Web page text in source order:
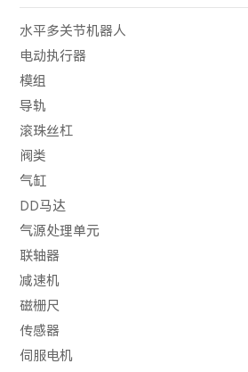
水平多关节机器人
电动执行器
模组
导轨
滚珠丝杠
阀类
气缸
DD马达
气源处理单元
联轴器
减速机
磁栅尺
传感器
伺服电机